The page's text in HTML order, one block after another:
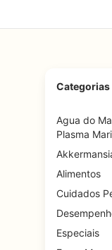
Categorias
Agua do
Plasma
Alimentos
Cuidados
Especiais